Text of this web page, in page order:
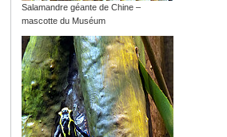
Salamandre géante de Chine –
mascotte du Muséum